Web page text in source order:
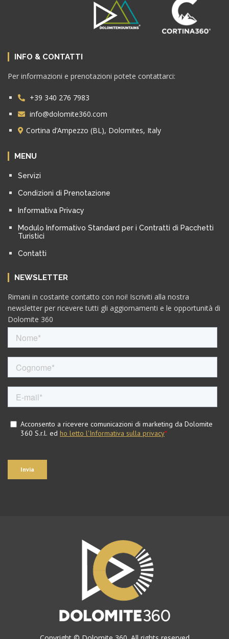
INFO & CONTATTI
Per informazioni e prenotazioni potete contattarci:
+39 340 276 7983
info@dolomite360.com
Cortina d’Ampezzo (BL), Dolomites, Italy
MENU
Servizi
Condizioni di Prenotazione
Informativa Privacy
Modulo Informativo Standard per i Contratti di Pacchetti
Turistici
Contatti
NEWSLETTER
Rimani in costante contatto con noi! Iscriviti alla nostra
newsletter per ricevere tutti gli aggiornamenti e le opportunità di
Dolomite 360